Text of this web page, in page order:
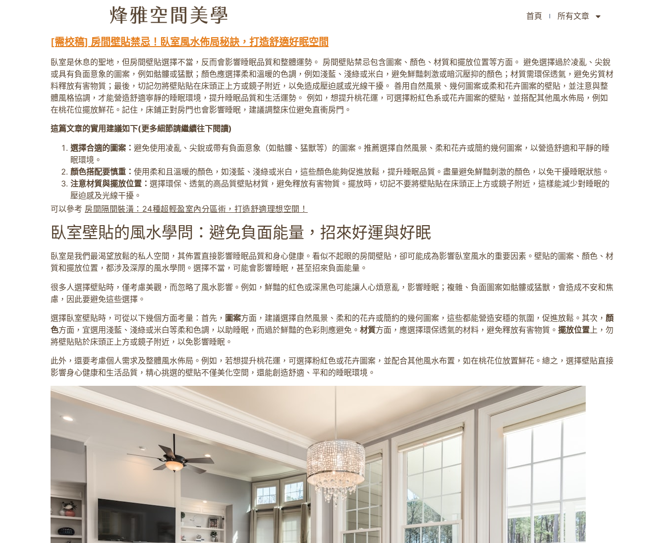
首頁 所有文章
[需校稿] 房間壁貼禁忌！臥室風水佈局秘訣，打造舒適好眠空間
臥室是休息的聖地，但房間壁貼選擇不當，反而會影響睡眠品質和整體運勢。 房間壁貼禁忌包含圖案、顏色、材質和擺放位置等方面。 避免選擇過於凌亂、尖銳
或具有負面意象的圖案，例如骷髏或猛獸；顏色應選擇柔和溫暖的色調，例如淺藍、淺綠或米白，避免鮮豔刺激或暗沉壓抑的顏色；材質需環保透氣，避免劣質材
料釋放有害物質；最後，切記勿將壁貼貼在床頭正上方或鏡子附近，以免造成壓迫感或光線干擾。 善用自然風景、幾何圖案或柔和花卉圖案的壁貼，並注意與整
體風格協調，才能營造舒適寧靜的睡眠環境，提升睡眠品質和生活運勢。 例如，想提升桃花運，可選擇粉紅色系或花卉圖案的壁貼，並搭配其他風水佈局，例如
在桃花位擺放鮮花。記住，床鋪正對房門也會影響睡眠，建議調整床位避免直衝房門。
這篇文章的實用建議如下(更多細節請繼續往下閱讀)
選擇合適的圖案： 避免使用凌亂、尖銳或帶有負面意象（如骷髏、猛獸等）的圖案。推薦選擇自然風景、柔和花卉或簡約幾何圖案，以營造舒適和平靜的睡
眠環境。
顏色搭配要慎重： 使用柔和且溫暖的顏色，如淺藍、淺綠或米白，這些顏色能夠促進放鬆，提升睡眠品質。盡量避免鮮豔刺激的顏色，以免干擾睡眠狀態。
注意材質與擺放位置： 選擇環保、透氣的高品質壁貼材質，避免釋放有害物質。擺放時，切記不要將壁貼貼在床頭正上方或鏡子附近，這樣能減少對睡眠的
壓迫感及光線干擾。
可以參考 房間隔間裝潢：24種超輕盈室內分區術，打造舒適理想空間！
臥室壁貼的風水學問：避免負面能量，招來好運與好眠
臥室是我們最渴望放鬆的私人空間，其佈置直接影響睡眠品質和身心健康。看似不起眼的房間壁貼，卻可能成為影響臥室風水的重要因素。壁貼的圖案、顏色、材
質和擺放位置，都涉及深厚的風水學問。選擇不當，可能會影響睡眠，甚至招來負面能量。
很多人選擇壁貼時，僅考慮美觀，而忽略了風水影響。例如，鮮豔的紅色或深黑色可能讓人心煩意亂，影響睡眠；複雜、負面圖案如骷髏或猛獸，會造成不安和焦
慮，因此要避免這些選擇。
選擇臥室壁貼時，可從以下幾個方面考量：首先， 圖案方面，建議選擇自然風景、柔和的花卉或簡約的幾何圖案，這些都能營造安穩的氛圍，促進放鬆。其次， 顏
色方面，宜選用淺藍、淺綠或米白等柔和色調，以助睡眠，而過於鮮豔的色彩則應避免。 材質方面，應選擇環保透氣的材料，避免釋放有害物質。 擺放位置 上，勿
將壁貼貼於床頭正上方或鏡子附近，以免影響睡眠。
此外，還要考慮個人需求及整體風水佈局。例如，若想提升桃花運，可選擇粉紅色或花卉圖案，並配合其他風水布置，如在桃花位放置鮮花。總之，選擇壁貼直接
影響身心健康和生活品質，精心挑選的壁貼不僅美化空間，還能創造舒適、平和的睡眠環境。